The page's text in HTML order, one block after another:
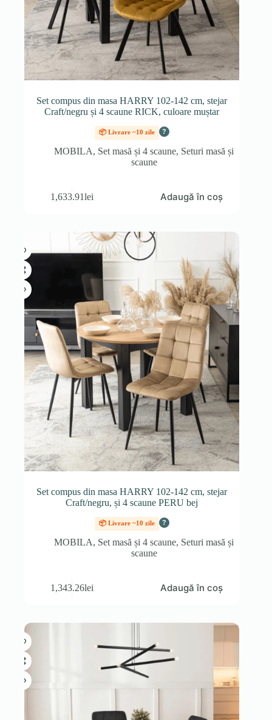
Set compus din masa HARRY 102-142 cm, stejar
Craft/negru și 4 scaune RICK, culoare muștar
📦 Livrare ~10 zile ?
MOBILA, Set masă și 4 scaune, Seturi masă și
scaune
1,633.91lei Adaugă în coș
Set compus din masa HARRY 102-142 cm, stejar
Craft/negru, și 4 scaune PERU bej
📦 Livrare ~10 zile ?
MOBILA, Set masă și 4 scaune, Seturi masă și
scaune
1,343.26lei Adaugă în coș